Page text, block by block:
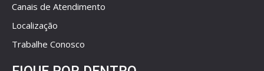
Canais de Atendimento
Localização
Trabalhe Conosco